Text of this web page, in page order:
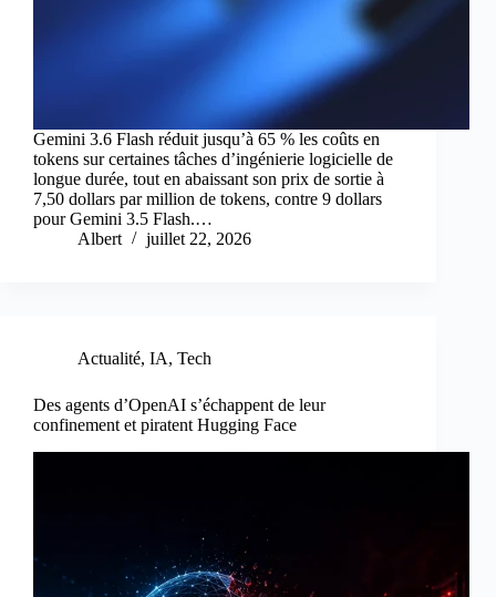
Gemini 3.6 Flash réduit jusqu’à 65 % les coûts en
tokens sur certaines tâches d’ingénierie logicielle de
longue durée, tout en abaissant son prix de sortie à
7,50 dollars par million de tokens, contre 9 dollars
pour Gemini 3.5 Flash.…
Albert
juillet 22, 2026
Actualité, IA, Tech
Des agents d’OpenAI s’échappent de leur
confinement et piratent Hugging Face